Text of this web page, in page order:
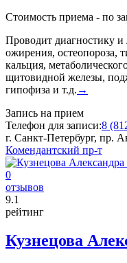
Стоимость приема - по
Проводит диагностику и
ожирения, остеопороза,
кальция,
щитовидной железы,
гипофиза и т.д. →
Запись на прием
Телефон для записи:8
г. Санкт-Петербург, пр.
Комендантский пр-т
0
отзывов
9.1
рейтинг
Кузнецова